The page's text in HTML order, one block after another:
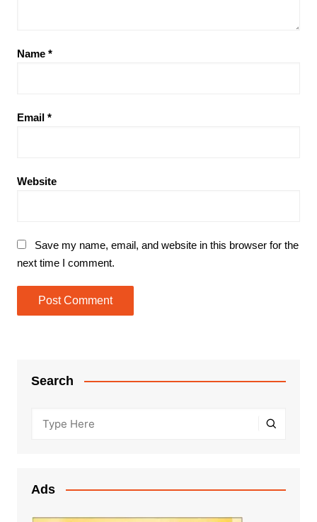
Name *
Email *
Website
Save my name, email, and website in this browser for the
next time I comment.
Search
Ads